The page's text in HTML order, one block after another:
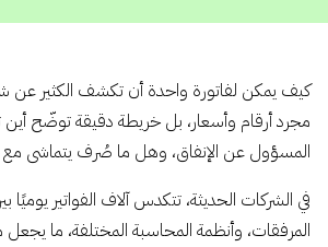
كيف يمكن لفاتورة واحدة أن تكشف الكثير
مجرد أرقام وأسعار، بل خريطة دقيقة توضّح
المسؤول عن الإنفاق، وهل ما صُرف يتماشى مع
في الشركات الحديثة، تتكدس آلاف الفواتير يوميًا
المرفقات، وأنظمة المحاسبة المختلفة، ما